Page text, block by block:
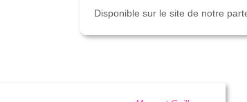
Disponible sur le site de notre